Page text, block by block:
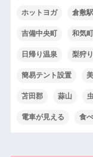
ホットヨガ 倉敷
吉備中央町 和気町
日帰り温泉 梨狩り
簡易テント設置
苫田郡 蒜山
電車が見える 食